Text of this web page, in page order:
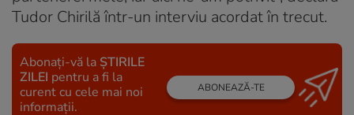
Tudor Chirilă într-un interviu acordat în trecut.
Abonați-vă la ȘTIRILE
ZILEI pentru a fi la
curent cu cele mai noi
informații.
ABONEAZĂ-TE